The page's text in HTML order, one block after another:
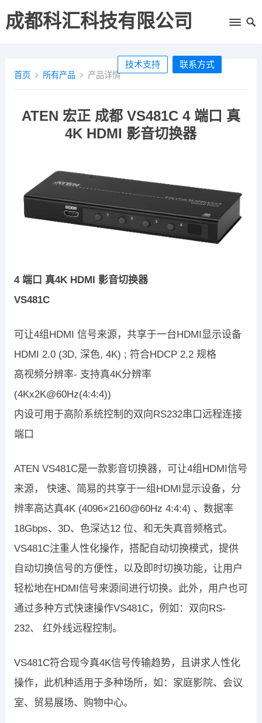
成都科汇科技有限公司
技术支持 联系方式
首页 所有产品 产品详情
ATEN 宏正 成都 VS481C 4 端口 真
4K HDMI 影音切换器
4 端口 真4K HDMI 影音切换器
VS481C
可让4组HDMI 信号来源，共享于一台HDMI显示设备
HDMI 2.0 (3D, 深色, 4K) ; 符合HDCP 2.2 规格
高视频分辨率- 支持真4K分辨率
(4Kx2K@60Hz(4:4:4))
内设可用于高阶系统控制的双向RS232串口远程连接
端口
ATEN VS481C是一款影音切换器，可让4组HDMI信号
来源， 快速、简易的共享于一组HDMI显示设备，分
辨率高达真4K (4096×2160@60Hz 4:4:4) 、数据率
18Gbps、3D、色深达12 位、和无失真音频格式。
VS481C注重人性化操作，搭配自动切换模式，提供
自动切换信号的方便性，以及即时切换功能，让用户
轻松地在HDMI信号来源间进行切换。此外，用户也可
通过多种方式快速操作VS481C，例如：双向RS-
232、 红外线远程控制。
VS481C符合现今真4K信号传输趋势，且讲求人性化
操作，此机种适用于多种场所，如：家庭影院、会议
室、贸易展场、购物中心。